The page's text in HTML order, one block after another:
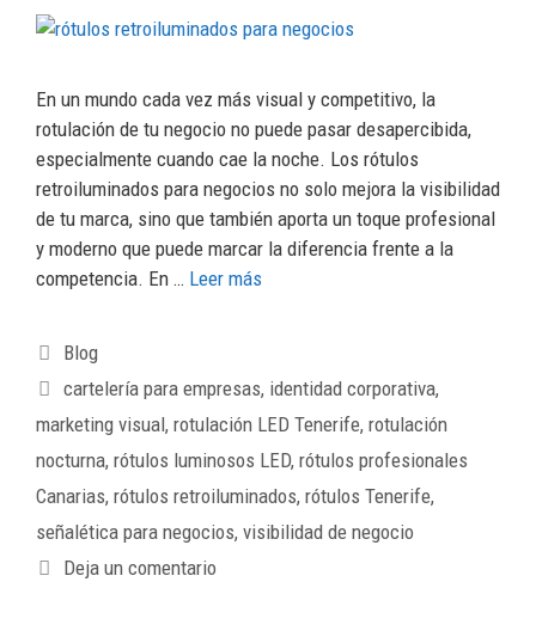
En un mundo cada vez más visual y competitivo, la
rotulación de tu negocio no puede pasar desapercibida,
especialmente cuando cae la noche. Los rótulos
retroiluminados para negocios no solo mejora la visibilidad
de tu marca, sino que también aporta un toque profesional
y moderno que puede marcar la diferencia frente a la
competencia. En … Leer más
Blog
cartelería para empresas, identidad corporativa,
marketing visual, rotulación LED Tenerife, rotulación
nocturna, rótulos luminosos LED, rótulos profesionales
Canarias, rótulos retroiluminados, rótulos Tenerife,
señalética para negocios, visibilidad de negocio
Deja un comentario